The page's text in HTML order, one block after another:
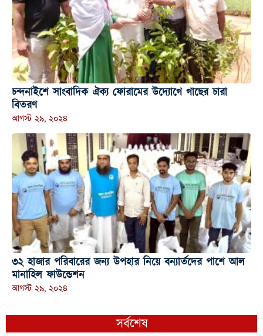
চন্দনাইশে সাংবাদিক ঐক্য ফোরামের উদ্যোগে গাছের চারা
বিতরণ
আগস্ট ২৯, ২০২৪
৩২ হাজার পরিবারের জন্য উপহার নিয়ে বন্যার্তদের পাশে আল
মানাহিল ফাউন্ডেশন
আগস্ট ২৯, ২০২৪
সর্বশেষ